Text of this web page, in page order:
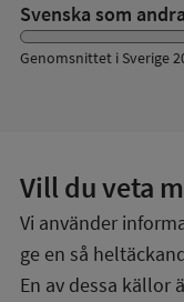
Svenska som
Genomsnittet i Sverige
Vill du veta
Vi använder
ge en så
En av dessa källor